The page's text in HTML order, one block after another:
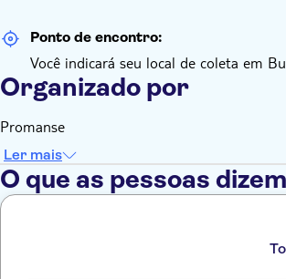
Ponto de encontro:
Você indicará seu local de coleta em
Organizado por
Promanse
Ler mais
O que as pessoas